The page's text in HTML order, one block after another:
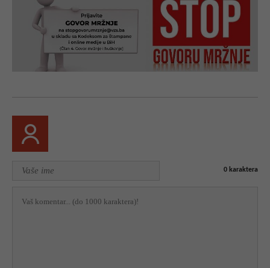
0 karaktera